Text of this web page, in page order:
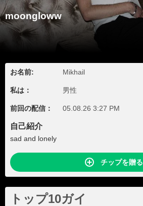
moongloww
お名前: Mikhail
私は： 男性
前回の配信： 05.08.26 3:27 PM
自己紹介
sad and lonely
チップを贈る
トップ10ガイ